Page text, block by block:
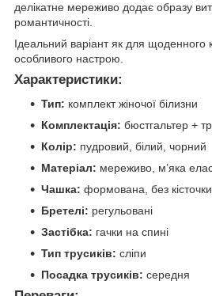
делікатне мереживо додає образу
романтичності.
Ідеальний варіант як для щоденного
особливого настрою.
Характеристики:
Тип: комплект жіночої білизни
Комплектація: бюстгальтер +
Колір: пудровий, білий, чорний
Матеріал: мереживо, м’яка
Чашка: формована, без кісточки
Бретелі: регульовані
Застібка: гачки на спині
Тип трусиків: сліпи
Посадка трусиків: середня